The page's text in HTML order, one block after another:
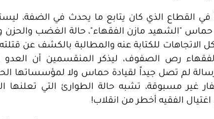
في القطاع الذي كان يتابع ما يحدث في الضفة،
حماس "الشهيد مازن الفقهاء"، حالة الغضب والحزن
الاتجاهات للكتابة عنه والمطالبة بالكشف عن
رص الصفوف، ليذكر المنقسمين أن العدو
لم تصل جيداً لقيادة حماس ولا لمؤسساتها
غير مسبوقة، تشبه حالة الطوارئ التي تعلنها
الفقيه أخطر من انقلاب!